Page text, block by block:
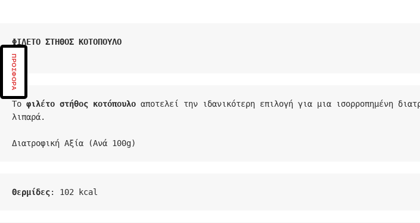
ΦΙΛΕΤΟ ΣΤΗΘΟΣ ΚΟΤΟΠΟΥΛΟ
Το φιλέτο στήθος κοτόπουλο αποτελεί την ιδανικότερη επιλογή για μια ισορροπημένη
λιπαρά.
Διατροφική Αξία (Ανά 100g)
Θερμίδες: 102 kcal
ΠΡΟΣΦΟΡΑ